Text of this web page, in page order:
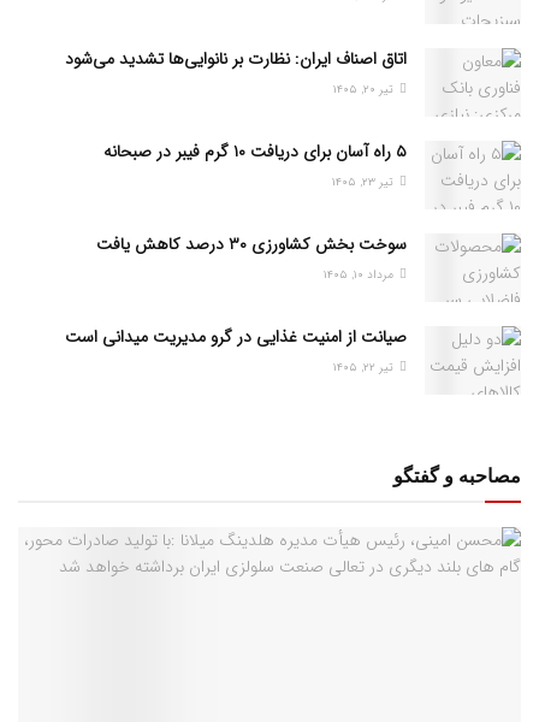
اتاق اصناف ایران: نظارت بر نانوایی‌ها تشدید می‌شود
تیر ۲۰, ۱۴۰۵
۵ راه آسان برای دریافت ۱۰ گرم فیبر در صبحانه
تیر ۲۳, ۱۴۰۵
سوخت بخش کشاورزی ۳۰ درصد کاهش یافت
مرداد ۱۰, ۱۴۰۵
صیانت از امنیت غذایی در گرو مدیریت میدانی است
تیر ۲۲, ۱۴۰۵
مصاحبه و گفتگو